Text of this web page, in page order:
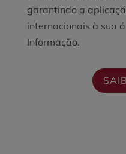
garantindo a
internacionais à sua
Informação.